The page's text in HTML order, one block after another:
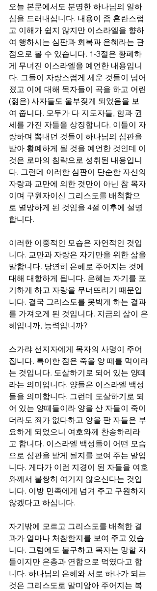
오늘 본문에서도 분명한 하나님의 일하
심을 드러내십니다. 내용이 좀 혼란스럽
고 이해가 쉽지 않지만 이스라엘을 향하
여 행하시는 심판과 회복과 은혜라는 관
점으로 볼 수 있습니다. 1-3절은 황폐하
게 무너진 이스라엘을 예언한 내용입니
다. 그들이 자랑스럽게 세운 것들이 넘어
졌고 이에 대해 목자들이 곡을 하고 어린
(젊은) 사자들도 울부짖게 되었음을 보
여 줍니다. 모두가 다 지도자들, 힘과 권
세를 가진 자들을 상징합니다. 이들이 자
랑하며 뽐내던 것들이 하나님의 심판을
받아 황폐하게 될 것을 예언한 것인데 이
것은 로마의 침략으로 성취된 내용입니
다. 그런데 이러한 심판이 단순한 자신의
자랑과 교만에 의한 것만이 아닌 참 목자
이며 구원자이신 그리스도를 배척함으
로 멸망하게 된 것임을 4절 이후에 설명
합니다.
이러한 이중적인 모습은 자연적인 것입
니다. 교만과 자랑은 자기만을 위한 삶을
말합니다. 당연히 은혜로 주어지는 것에
대해 대항하게 됩니다. 은혜는 자기를 포
기하게 하고 자랑을 무너뜨리기 때문입
니다. 결국 그리스도를 못박게 하는 결과
를 가져오게 된 것입니다. 지금의 삶이 은
혜입니까, 능력입니까?
스가랴 선지자에게 목자의 사명이 주어
집니다. 특이한 점은 죽을 양 떼를 먹이라
는 것입니다. 도살하기로 되어 있는 양떼
라는 의미입니다. 양들은 이스라엘 백성
들을 의미합니다. 그런데 도살하기로 되
어 있는 양떼들이라 양을 산 자들이 죽이
더라도 죄가 없다하고 양을 판 자들은 부
요하게 되었으니 여호와께 찬송하리라
고 합니다. 이스라엘 백성들이 어떤 모습
으로 심판을 받게 될지를 보여 주는 말입
니다. 게다가 이런 지경이 된 자들을 여호
와께서 불쌍히 여기지 않으신다는 것입
니다. 이방 민족에게 넘겨 주고 구원하지
않겠다고 하십니다.
자기밖에 모르고 그리스도를 배척한 결
과가 얼마나 처참한지를 보여 주고 있습
니다. 그럼에도 불구하고 목자는 망할 자
들이지만 은총과 연합으로 먹였다고 합
니다. 하나님의 은혜와 서로 하나가 되는
것은 그리스도로 말미암아 주어지는 복